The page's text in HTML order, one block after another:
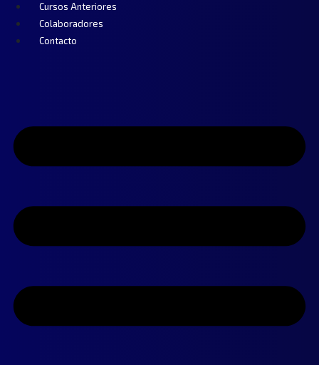
Cursos Anteriores
Colaboradores
Contacto